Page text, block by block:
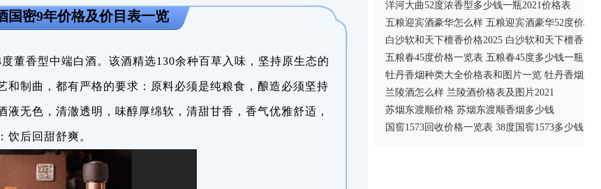
国密9年价格及价目表一览
董香型中端白酒。该酒精选130余种百草入味，坚持原生态的
和制曲，都有严格的要求：原料必须是纯粮食，酿造必须坚持
无色，清澈透明，味醇厚绵软，清甜甘香，香气优雅舒适，
饮后回甜舒爽。
洋河大曲52度浓香型多少钱一瓶2021价格表
五粮迎宾酒豪华怎么样 五粮迎宾酒豪华52度价格
白沙软和天下檀香价格2025 白沙软和天下檀香多
五粮春45度价格一览表 五粮春45度多少钱一瓶
牡丹香烟种类大全价格表和图片一览 牡丹香烟怎
兰陵酒怎么样 兰陵酒价格表及图片2021
苏烟东渡顺价格 苏烟东渡顺香烟多少钱
国窖1573回收价格一览表 38度国窖1573多少钱一